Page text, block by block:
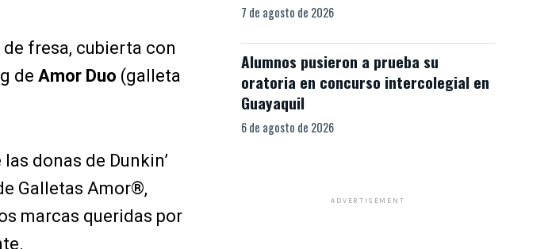
fresa, cubierta con
de Amor Duo (galleta
donas de Dunkin’
Galletas Amor®,
marcas queridas por
7 de agosto de 2026
Alumnos pusieron a prueba su
oratoria en concurso intercolegial en
Guayaquil
6 de agosto de 2026
ADVERTISEMENT